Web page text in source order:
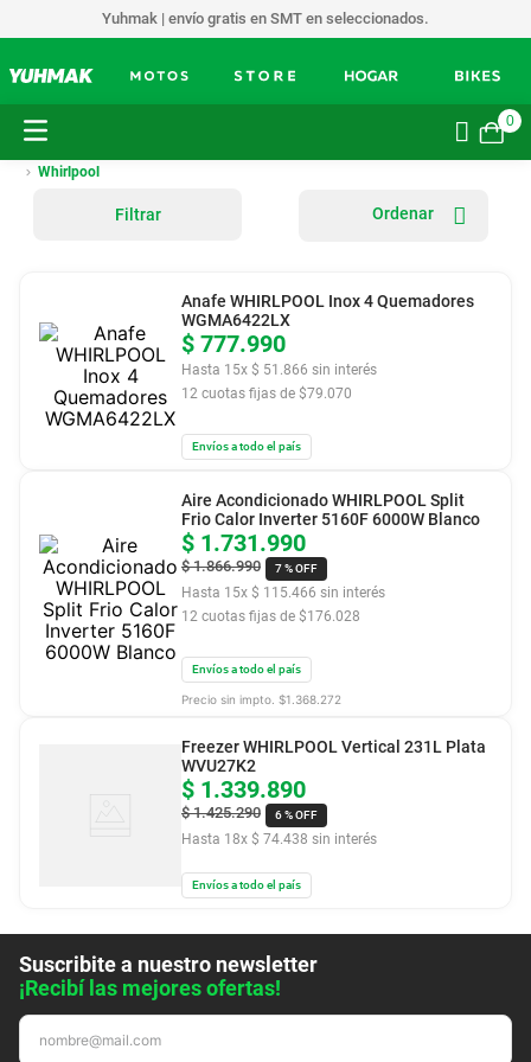
Yuhmak | envío gratis en SMT en seleccionados.
0
Whirlpool
Filtrar
$ 777.990
Hasta 15x $ 51 .866 sin interés
12 cuotas fijas de $79.070
Anafe WHIRLPOOL Inox 4 Quemadores
WGMA6422LX
Envíos a todo el país
$ 1.731.990
$ 1.866.990 7 %OFF
Hasta 15x $ 115.466 sin interés
12 cuotas fijas de $176.028
Aire Acondicionado WHIRLPOOL Split
Frio Calor Inverter 5160F 6000W Blanco
Envíos a todo el país
Precio sin impto. $1.368.272
$ 1.339.890
$ 1.425.290 6 %OFF
Hasta 18x $ 74.438 sin interés
Freezer WHIRLPOOL Vertical 231L Plata
WVU27K2
Envíos a todo el país
Suscribite a nuestro newsletter
¡Recibí las mejores ofertas!